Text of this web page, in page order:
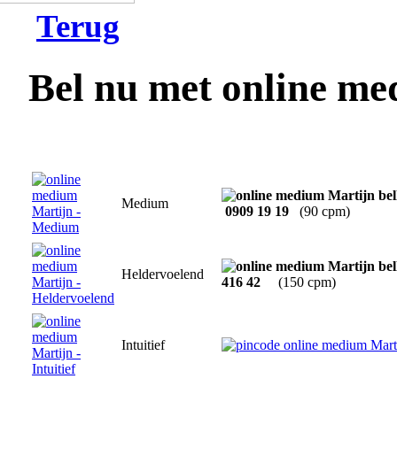
Terug
Bel nu met online
Medium
0909 19 19 (90 cpm)
Heldervoelend
416 42 (150 cpm)
Intuitief